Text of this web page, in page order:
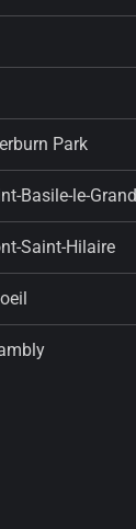
Park
Basile-le-Grand
Saint-Hilaire